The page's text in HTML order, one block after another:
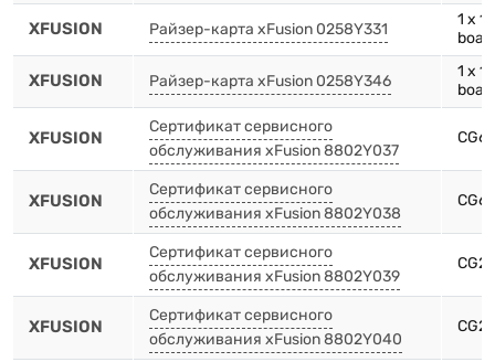
XFUSION Райзер-карта xFusion 0258Y331 1 x
XFUSION Райзер-карта xFusion 0258Y346 1 x
XFUSION
Сертификат сервисного
обслуживания xFusion 8802Y037
XFUSION
Сертификат сервисного
обслуживания xFusion 8802Y038
XFUSION
Сертификат сервисного
обслуживания xFusion 8802Y039
XFUSION
Сертификат сервисного
обслуживания xFusion 8802Y040